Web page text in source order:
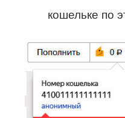
кошельке по